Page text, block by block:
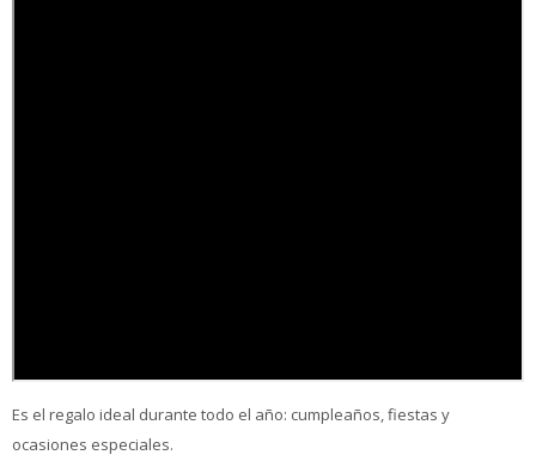
Es el regalo ideal durante todo el año: cumpleaños, fiestas y
ocasiones especiales.